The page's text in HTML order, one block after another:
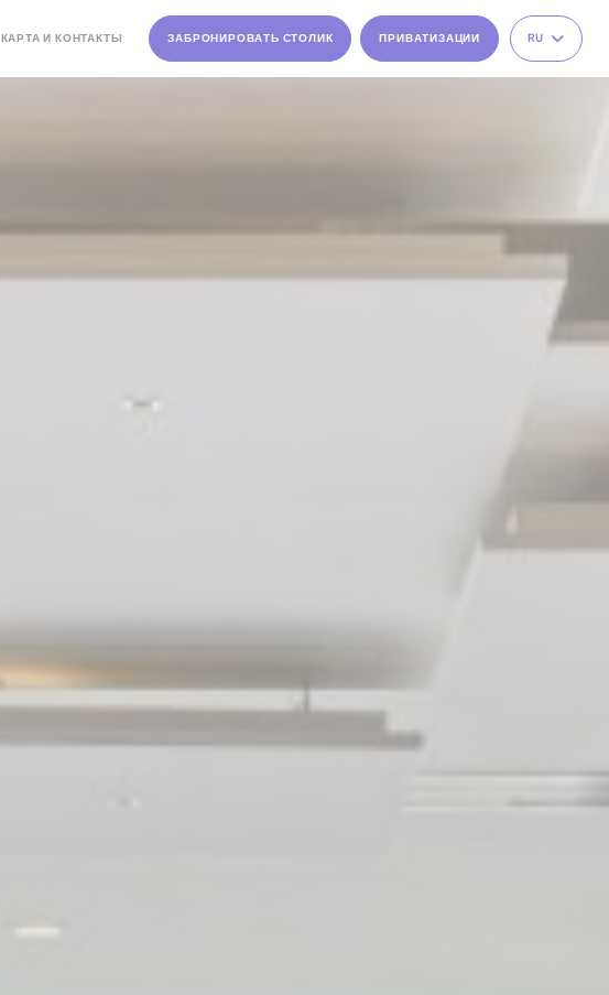
КАРТА И КОНТАКТЫ ЗАБРОНИРОВАТЬ СТОЛИК ПРИВАТИЗАЦИИ RU